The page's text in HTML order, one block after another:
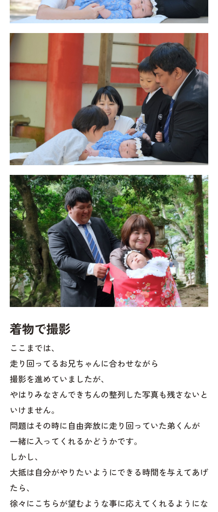
着物で撮影
ここまでは、
走り回ってるお兄ちゃんに合わせながら
撮影を進めていましたが、
やはりみなさんできちんの整列した写真も残さないと
いけません。
問題はその時に自由奔放に走り回っていた弟くんが
一緒に入ってくれるかどうかです。
しかし、
大抵は自分がやりたいようにできる時間を与えてあげ
たら、
徐々にこちらが望むような事に応えてくれるようにな